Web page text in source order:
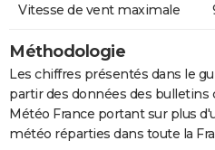
Vitesse de vent maximale
Méthodologie
Les chiffres présentés dans le
partir des données des bulletins
Météo France portant sur plus
météo réparties dans toute la